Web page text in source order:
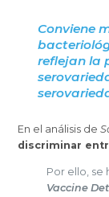
Conviene
reflejan la
En el análisis de
discriminar
Por ello, se
Vaccine